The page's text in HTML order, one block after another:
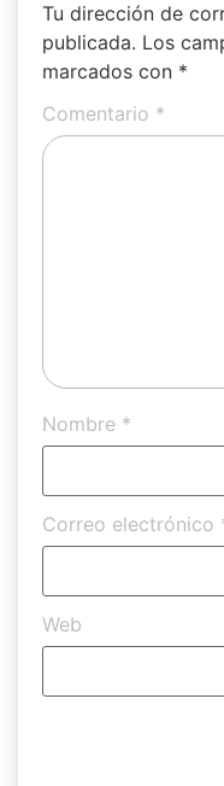
Tu dirección de
publicada. Los
marcados con *
Comentario *
Nombre *
Correo electrónico
Web